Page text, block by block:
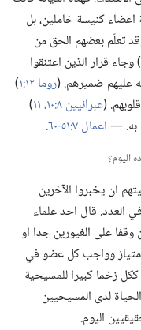
اعضاء كنيسة خاملين،‏ بل
تعلّم بعضهم الحق من
‏)‏ وجاء قرار الذين اعتنقوا
عليهم ضميرهم.‏ (‏روما ١٢:‏١
‏)‏
(‏عبرانيين ٨:‏١٠،‏ ١١
‏)‏
به.‏ —‏اعمال ٧:‏٥١-‏٦٠ ‏.‏
ان يخبروا الآخرين
العدد.‏ قال احد علماء
وقفا على الغيورين جدا او
وواجب كل عضو في
زخما كبيرا للمسيحية
لدى المسيحيين
اليوم.‏